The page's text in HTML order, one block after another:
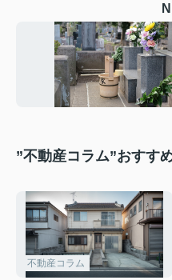
”不動産コラム”おすす
不動産コラム